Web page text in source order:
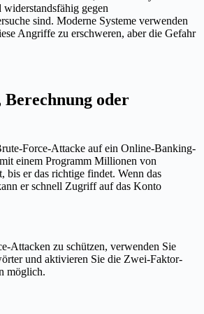
widerstandsfähig gegen
sind. Moderne Systeme verwenden
Angriffe zu erschweren, aber die Gefahr
oder
Force-Attacke auf ein Online-Banking-
einem Programm Millionen von
bis er das richtige findet. Wenn das
er schnell Zugriff auf das Konto
Attacken zu schützen, verwenden Sie
und aktivieren Sie die Zwei-Faktor-
möglich.